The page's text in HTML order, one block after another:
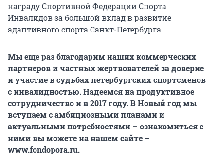
награду Спортивной Федерации Спорта
Инвалидов за большой вклад в развитие
адаптивного спорта Санкт-Петербурга.
Мы еще раз благодарим наших коммерческих
партнеров и частных жертвователей за доверие
и участие в судьбах петербургских спортсменов
с инвалидностью. Надеемся на продуктивное
сотрудничество и в 2017 году. В Новый год мы
вступаем с амбициозными планами и
актуальными потребностями – ознакомиться с
ними вы можете на нашем сайте –
www.fondopora.ru.